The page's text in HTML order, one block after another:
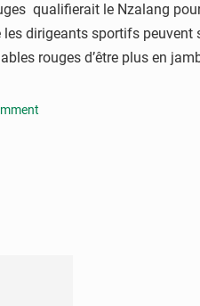
qualifierait le Nzalang
dirigeants sportifs peuvent
rouges d’être plus en